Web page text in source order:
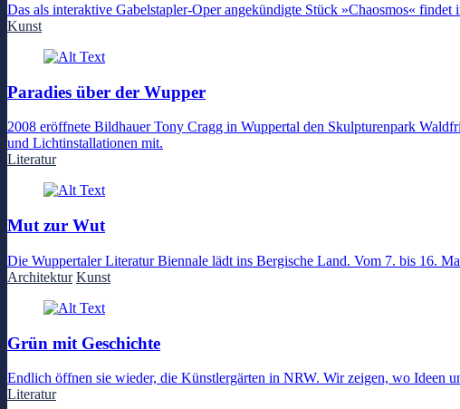
Das als interaktive Gabelstapler-Oper angekündigte Stück »Chaosmos«
Kunst
Paradies über der Wupper
2008 eröffnete Bildhauer Tony Cragg in Wuppertal den Skulpturenpark
und Lichtinstallationen mit.
Literatur
Mut zur Wut
Die Wuppertaler Literatur Biennale lädt ins Bergische Land. Vom 7. bis 16.
Architektur Kunst
Grün mit Geschichte
Endlich öffnen sie wieder, die Künstlergärten in NRW. Wir zeigen, wo Ideen
Literatur